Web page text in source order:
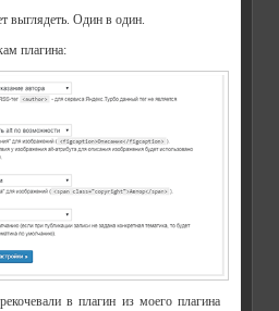
выглядеть. Один в один.
плагина:
в плагин из моего плагина